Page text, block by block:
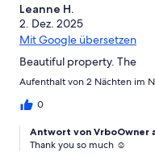
Leanne H.
2. Dez. 2025
Mit Google übersetzen
Beautiful property. The
Aufenthalt von 2 Nächten im
0
Antwort von VrboOwner
Thank you so much ☺️